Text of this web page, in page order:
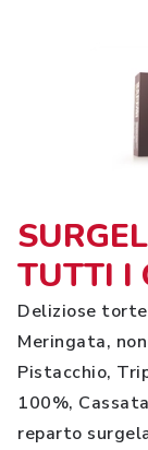
TUTTI I
Deliziose
Meringata,
Pistacchio,
100%,
reparto